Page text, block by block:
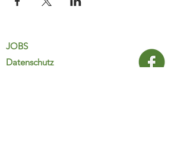
JOBS
Datenschutz